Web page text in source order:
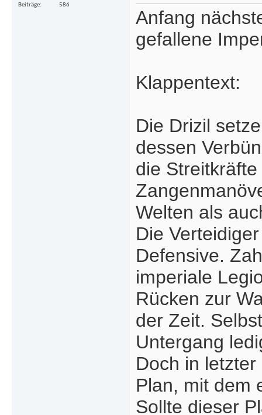
Beiträge
586
Anfang
gefallene
Klappentext:
Die Drizil
dessen
die
Welten als
Die
Defensive.
imperiale
Rücken zur
der Zeit.
Untergang
Doch in
Plan, mit dem
Sollte dieser